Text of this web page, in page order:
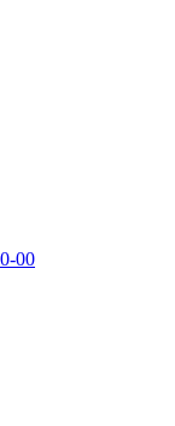
00